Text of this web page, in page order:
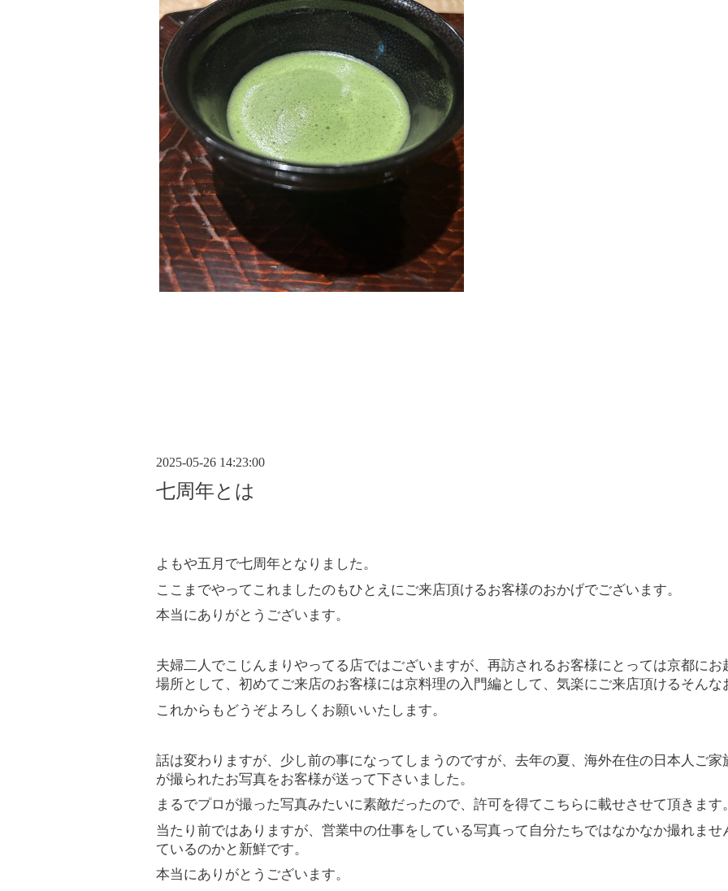
2025-05-26 14:23:00
七周年とは
よもや五月で七周年となりました。
ここまでやってこれましたのもひとえにご来店頂けるお客様のおかげでございます。
本当にありがとうございます。
夫婦二人でこじんまりやってる店ではございますが、再訪されるお客様にとっては京都に
場所として、初めてご来店のお客様には京料理の入門編として、気楽にご来店頂けるそんな
これからもどうぞよろしくお願いいたします。
話は変わりますが、少し前の事になってしまうのですが、去年の夏、海外在住の日本人ご
が撮られたお写真をお客様が送って下さいました。
まるでプロが撮った写真みたいに素敵だったので、許可を得てこちらに載せさせて頂きます。
当たり前ではありますが、営業中の仕事をしている写真って自分たちではなかなか撮れま
ているのかと新鮮です。
本当にありがとうございます。